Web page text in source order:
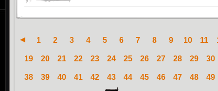
1 2 3 4 5 6 7 8 9 10 11
19 20 21 22 23 24 25 26 27 28 29 30
38 39 40 41 42 43 44 45 46 47 48 49